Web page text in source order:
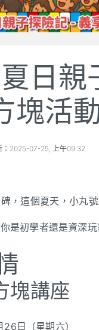
日親
塊活
2025-07-25, 上午09:32
，這個夏天，小丸
是初學者還是資深
塊講座
日（星期六）